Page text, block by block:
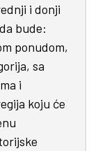
i donji
bude:
ponudom,
sa
i
koju će